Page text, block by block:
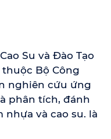
Su và Đào Tạo
thuộc Bộ Công
nghiên cứu ứng
phân tích, đánh
và cao su. là